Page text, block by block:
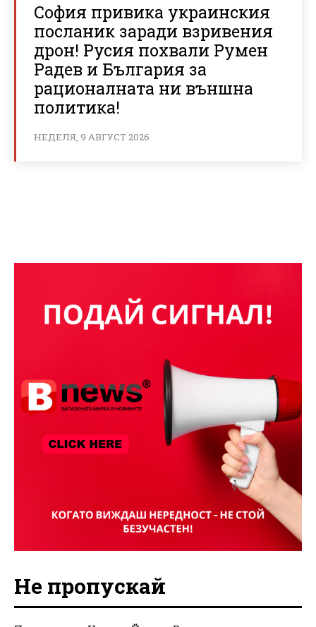
София привика украинския
посланик заради взривения
дрон! Русия похвали Румен
Радев и България за
рационалната ни външна
политика!
НЕДЕЛЯ, 9 АВГУСТ 2026
Не пропускай